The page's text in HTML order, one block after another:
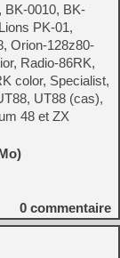
BK-0010, BK-
PK-01,
Orion-128z80-
Radio-86RK,
color, Specialist,
UT88 (cas),
48 et ZX
0 commentaire